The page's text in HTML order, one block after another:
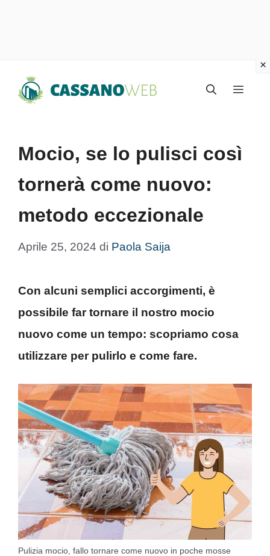
Menu
Mocio, se lo pulisci così
tornerà come nuovo:
metodo eccezionale
Aprile 25, 2024 di Paola Saija
Con alcuni semplici accorgimenti, è
possibile far tornare il nostro mocio
nuovo come un tempo: scopriamo cosa
utilizzare per pulirlo e come fare.
Pulizia mocio, fallo tornare come nuovo in poche mosse